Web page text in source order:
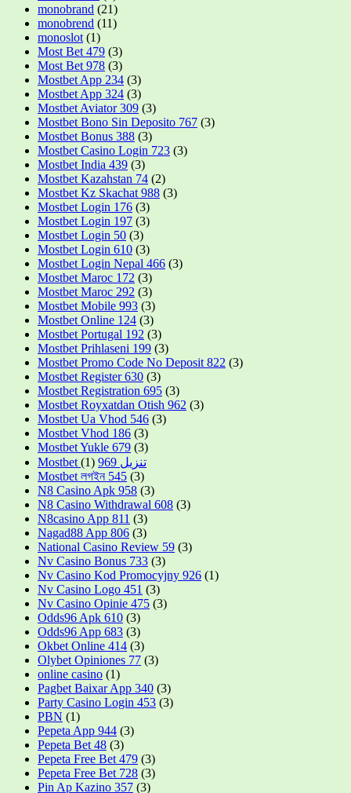
monobrand (21)
monobrend (11)
monoslot(1)
Most Bet 479 (3)
Most Bet 978 (3)
Mostbet App 234 (3)
Mostbet App 324 (3)
Mostbet Aviator 309 (3)
Mostbet Bono Sin Deposito 767 (3)
Mostbet Bonus 388 (3)
Mostbet Casino Login 723 (3)
Mostbet India 439 (3)
Mostbet Kazahstan 74 (2)
Mostbet Kz Skachat 988 (3)
Mostbet Login 176 (3)
Mostbet Login 197 (3)
Mostbet Login 50 (3)
Mostbet Login 610 (3)
Mostbet Login Nepal 466 (3)
Mostbet Maroc 172 (3)
Mostbet Maroc 292 (3)
Mostbet Mobile 993 (3)
Mostbet Online 124 (3)
Mostbet Portugal 192 (3)
Mostbet Prihlaseni 199 (3)
Mostbet Promo Code No Deposit 822 (3)
Mostbet Register 630 (3)
Mostbet Registration 695 (3)
Mostbet Royxatdan Otish 962 (3)
Mostbet Ua Vhod 546 (3)
Mostbet Vhod 186 (3)
Mostbet Yukle 679 (3)
Mostbet تنزيل 969
(1)
Mostbet লগইন 545 (3)
N8 Casino Apk 958 (3)
N8 Casino Withdrawal 608 (3)
N8casino App 811 (3)
Nagad88 App 806 (3)
National Casino Review 59 (3)
Nv Casino Bonus 733 (3)
Nv Casino Kod Promocyjny 926 (1)
Nv Casino Logo 451 (3)
Nv Casino Opinie 475 (3)
Odds96 Apk 610 (3)
Odds96 App 683 (3)
Okbet Online 414 (3)
Olybet Opiniones 77 (3)
online casino (1)
Pagbet Baixar App 340 (3)
Party Casino Login 453 (3)
PBN (1)
Pepeta App 944 (3)
Pepeta Bet 48 (3)
Pepeta Free Bet 479 (3)
Pepeta Free Bet 728 (3)
Pin Ap Kazino 357 (3)